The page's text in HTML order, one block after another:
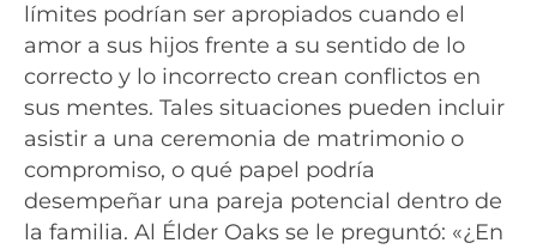
límites podrían ser apropiados cuando el
amor a sus hijos frente a su sentido de lo
correcto y lo incorrecto crean conflictos en
sus mentes. Tales situaciones pueden incluir
asistir a una ceremonia de matrimonio o
compromiso, o qué papel podría
desempeñar una pareja potencial dentro de
la familia. Al Élder Oaks se le preguntó: «¿En